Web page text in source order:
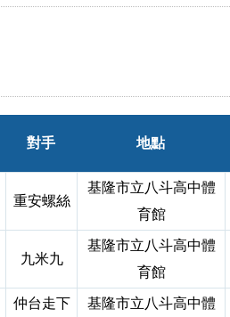
對手 地點
重安螺絲
基隆市立八斗高中體
育館
九米九
基隆市立八斗高中體
育館
仲台走下
基隆市立八斗高中體